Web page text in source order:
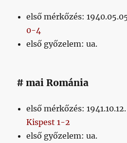
első mérkőzés:
0-4
első győzelem: ua.
# mai Románia
első mérkőzés:
Kispest 1-2
első győzelem: ua.